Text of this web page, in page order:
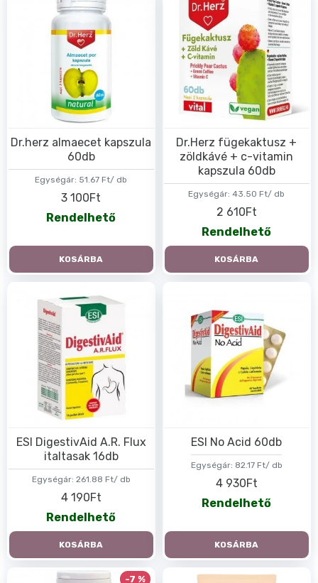
Egységár: 51.67 Ft/ db
Dr.herz almaecet kapszula
60db
3 100Ft
Rendelhető
KOSÁRBA
Egységár: 43.50 Ft/ db
Dr.Herz fügekaktusz +
zöldkávé + c-vitamin
kapszula 60db
2 610Ft
Rendelhető
KOSÁRBA
Egységár: 261.88 Ft/ db
ESI DigestivAid A.R. Flux
italtasak 16db
4 190Ft
Rendelhető
KOSÁRBA
Egységár: 82.17 Ft/ db
ESI No Acid 60db
4 930Ft
Rendelhető
KOSÁRBA
-7 %